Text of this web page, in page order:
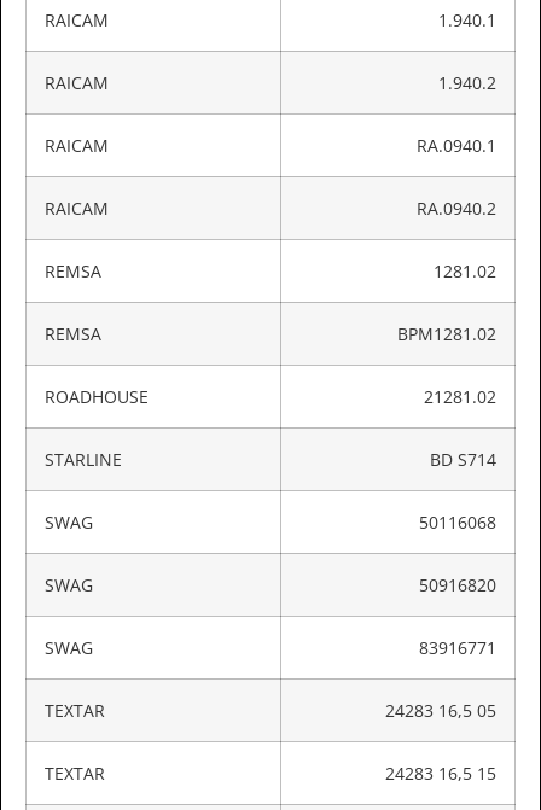
RAICAM 1.940.1
RAICAM 1.940.2
RAICAM RA.0940.1
RAICAM RA.0940.2
REMSA 1281.02
REMSA BPM1281.02
ROADHOUSE 21281.02
STARLINE BD S714
SWAG 50116068
SWAG 50916820
SWAG 83916771
TEXTAR 24283 16,5 05
TEXTAR 24283 16,5 15